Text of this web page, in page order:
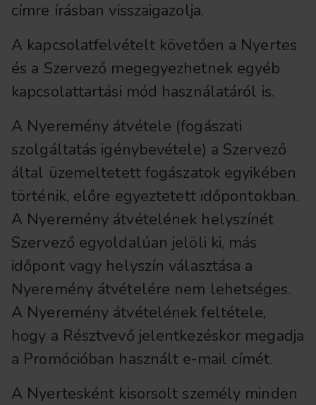
címre írásban visszaigazolja.
A kapcsolatfelvételt követően a Nyertes
és a Szervező megegyezhetnek egyéb
kapcsolattartási mód használatáról is.
A Nyeremény átvétele (fogászati
szolgáltatás igénybevétele) a Szervező
által üzemeltetett fogászatok egyikében
történik, előre egyeztetett időpontokban.
A Nyeremény átvételének helyszínét
Szervező egyoldalúan jelöli ki, más
időpont vagy helyszín választása a
Nyeremény átvételére nem lehetséges.
A Nyeremény átvételének feltétele,
hogy a Résztvevő jelentkezéskor megadja
a Promócióban használt e-mail címét.
A Nyertesként kisorsolt személy minden